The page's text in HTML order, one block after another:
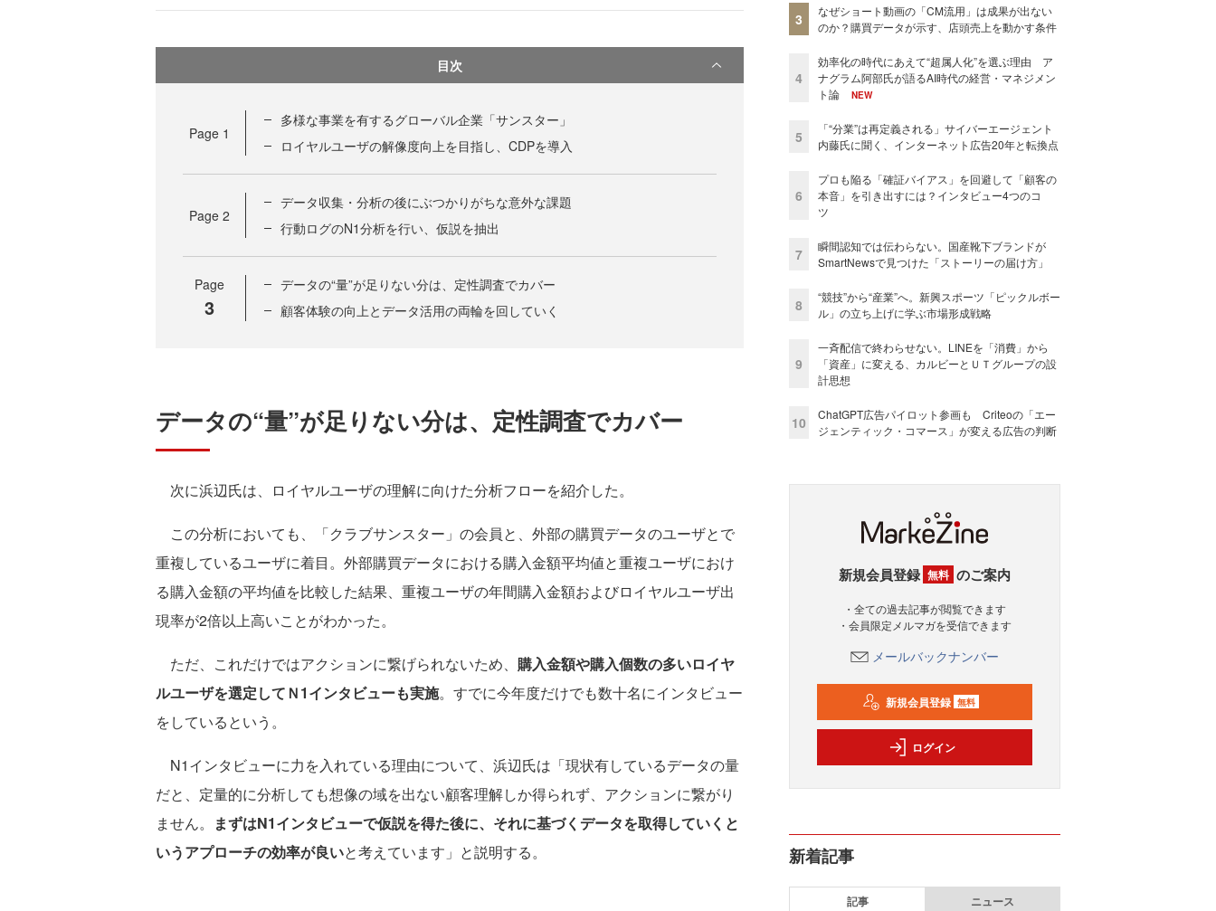
目次
Page 1
多様な事業を有するグローバル企業「サンスター」
ロイヤルユーザの解像度向上を目指し、CDPを導入
Page 2
データ収集・分析の後にぶつかりがちな意外な課題
行動ログのN1分析を行い、仮説を抽出
Page
3
データの“量”が足りない分は、定性調査でカバー
顧客体験の向上とデータ活用の両輪を回していく
データの“量”が足りない分は、定性調査でカバー
次に浜辺氏は、ロイヤルユーザの理解に向けた分析フローを紹介した。
この分析においても、「クラブサンスター」の会員と、外部の購買データのユーザとで
重複しているユーザに着目。外部購買データにおける購入金額平均値と重複ユーザにおけ
る購入金額の平均値を比較した結果、重複ユーザの年間購入金額およびロイヤルユーザ出
現率が2倍以上高いことがわかった。
ただ、これだけではアクションに繋げられないため、 購入金額や購入個数の多いロイヤ
ルユーザを選定してＮ1インタビューも実施。すでに今年度だけでも数十名にインタビュー
をしているという。
N1インタビューに力を入れている理由について、浜辺氏は「現状有しているデータの量
だと、定量的に分析しても想像の域を出ない顧客理解しか得られず、アクションに繋がり
ません。
まずはN1インタビューで仮説を得た後に、それに基づくデータを取得していくと
いうアプローチの効率が良いと考えています」と説明する。
3
なぜショート動画の「CM流用」は成果が出ない
のか？購買データが示す、店頭売上を動かす条件
4
効率化の時代にあえて“超属人化”を選ぶ理由 ア
ナグラム阿部氏が語るAI時代の経営・マネジメン
ト論
NEW
5
「“分業”は再定義される」サイバーエージェント
内藤氏に聞く、インターネット広告20年と転換点
6
プロも陥る「確証バイアス」を回避して「顧客の
本音」を引き出すには？インタビュー4つのコ
ツ
7
瞬間認知では伝わらない。国産靴下ブランドが
SmartNewsで見つけた「ストーリーの届け方」
8
“競技”から“産業”へ。新興スポーツ「ピックルボー
ル」の立ち上げに学ぶ市場形成戦略
9
一斉配信で終わらせない。LINEを「消費」から
「資産」に変える、カルビーとＵＴグループの設
計思想
10
ChatGPT広告パイロット参画も Criteoの「エー
ジェンティック・コマース」が変える広告の判断
新規会員登録 無料 のご案内
・全ての過去記事が閲覧できます
・会員限定メルマガを受信できます
メールバックナンバー
新規会員登録 無料
ログイン
新着記事
記事 ニュース